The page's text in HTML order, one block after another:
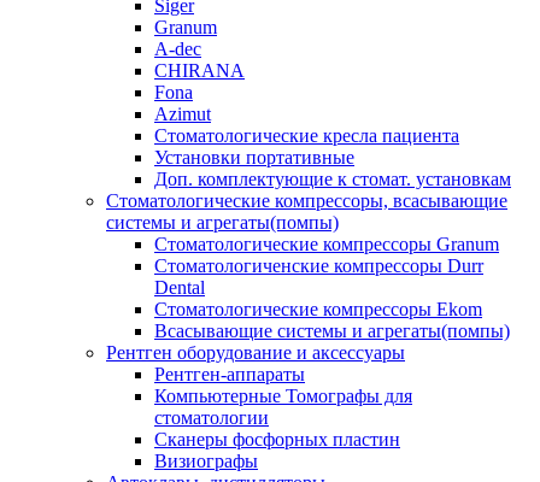
Siger
Granum
A-dec
CHIRANA
Fona
Azimut
Стоматологические кресла пациента
Установки портативные
Доп. комплектующие к стомат. установкам
Стоматологические компрессоры, всасывающие
системы и агрегаты(помпы)
Стоматологические компрессоры Granum
Стоматологиченские компрессоры Durr
Dental
Стоматологические компрессоры Ekom
Всасывающие системы и агрегаты(помпы)
Рентген оборудование и аксессуары
Рентген-аппараты
Компьютерные Томографы для
стоматологии
Сканеры фосфорных пластин
Визиографы